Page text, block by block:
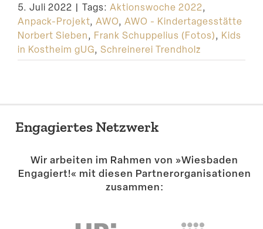
5. Juli 2022 | Tags: Aktionswoche 2022,
Anpack-Projekt, AWO, AWO - Kindertagesstätte
Norbert Sieben, Frank Schuppelius (Fotos), Kids
in Kostheim gUG, Schreinerei Trendholz
Engagiertes Netzwerk
Wir arbeiten im Rahmen von »Wiesbaden
Engagiert!« mit diesen Partner­or­ga­ni­sa­tionen
zusammen: